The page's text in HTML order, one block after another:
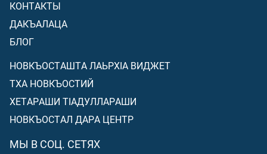
КОНТАКТЫ
ДАКЪАЛАЦА
БЛОГ
НОВКЪОСТАШТА ЛАЬРХIА ВИДЖЕТ
ТХА НОВКЪОСТИЙ
ХЕТАРАШИ ТIАДУЛЛАРАШИ
НОВКЪОСТАЛ ДАРА ЦЕНТР
МЫ В СОЦ. СЕТЯХ